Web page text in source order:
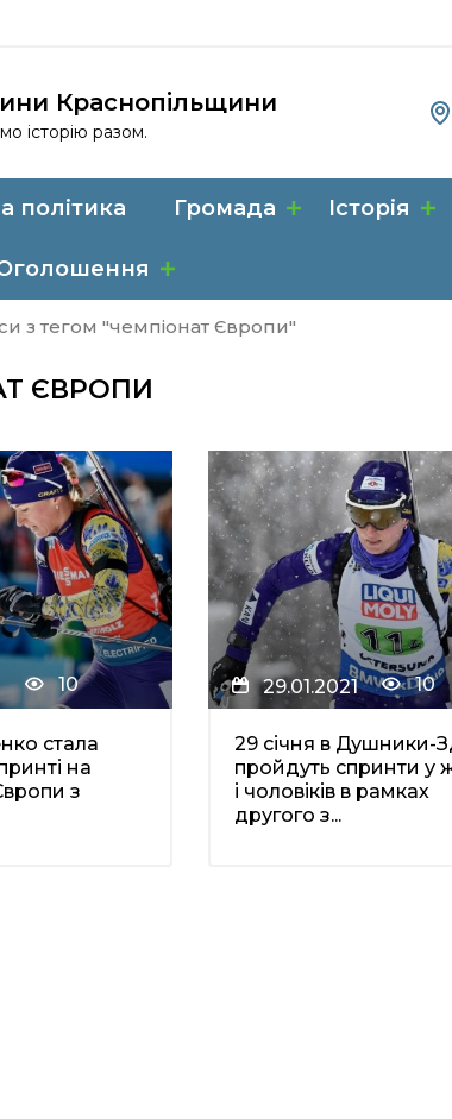
Краснопільщини
історію разом.
політика Громада Історія
з тегом "чемпіонат Європи"
ЄВРОПИ
10
стала
на
з
29.01.2021 10
29 січня в Душники-
пройдуть спринти у
і чоловіків в рамках
другого з...